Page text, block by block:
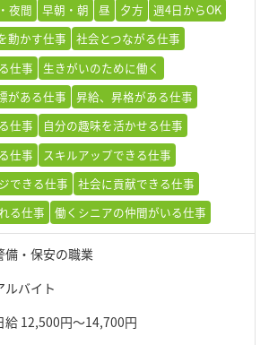
夜間 早朝・朝 昼 夕方
週4日からOK
動かす仕事
社会とつながる仕事
仕事
生きがいのために働く
がある仕事
昇給、昇格がある仕事
仕事
自分の趣味を活かせる仕事
仕事
スキルアップできる仕事
できる仕事
社会に貢献できる仕事
る仕事
働くシニアの仲間がいる仕事
備・保安の職業
ルバイト
給 12,500円～14,700円